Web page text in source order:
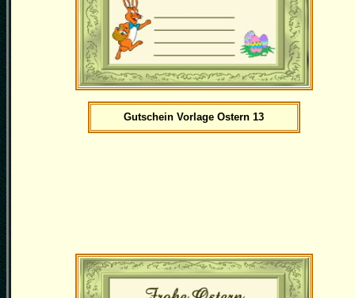
Gutschein Vorlage Ostern 13